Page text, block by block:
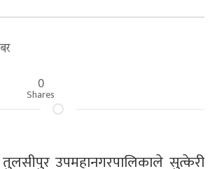
0
Shares
उपमहानगरपालिकाले सुत्केरी